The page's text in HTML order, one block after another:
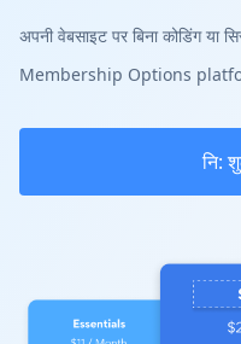
अपनी वेबसाइट पर बिना कोडिंग
Membership Options
नि: